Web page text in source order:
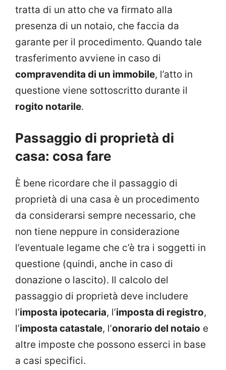
tratta di un atto che va firmato alla
presenza di un notaio, che faccia da
garante per il procedimento. Quando tale
trasferimento avviene in caso di
compravendita di un immobile, l’atto in
questione viene sottoscritto durante il
rogito notarile.
Passaggio di proprietà di
casa: cosa fare
È bene ricordare che il passaggio di
proprietà di una casa è un procedimento
da considerarsi sempre necessario, che
non tiene neppure in considerazione
l’eventuale legame che c’è tra i soggetti in
questione (quindi, anche in caso di
donazione o lascito). Il calcolo del
passaggio di proprietà deve includere
l’imposta ipotecaria, l’imposta di registro,
l’imposta catastale, l’onorario del notaio e
altre imposte che possono esserci in base
a casi specifici.